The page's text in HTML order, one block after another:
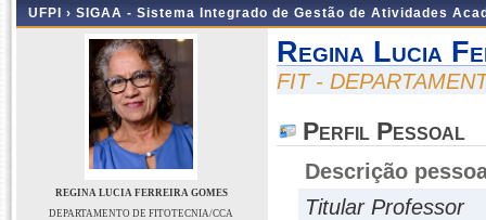
UFPI › SIGAA - Sistema Integrado de Gestão de Atividades
REGINA LUCIA FERREIRA GOMES
DEPARTAMENTO DE FITOTECNIA/CCA
Regina Lucia
FIT -
Perfil Pessoal
Descrição
Titular Professor